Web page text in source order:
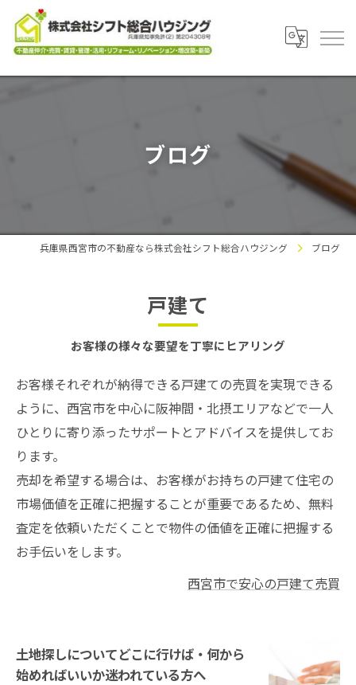
ブログ
兵庫県西宮市の不動産なら株式会社シフト総合ハウジング ブログ
戸建て
お客様の様々な要望を丁寧にヒアリング
お客様それぞれが納得できる戸建ての売買を実現できる
ように、西宮市を中心に阪神間・北摂エリアなどで一人
ひとりに寄り添ったサポートとアドバイスを提供してお
ります。
売却を希望する場合は、お客様がお持ちの戸建て住宅の
市場価値を正確に把握することが重要であるため、無料
査定を依頼いただくことで物件の価値を正確に把握する
お手伝いをします。
西宮市で安心の戸建て売買
土地探しについてどこに行けば・何から
始めればいいか迷われている方へ